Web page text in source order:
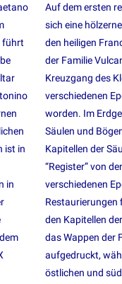
führt
ist in
in
Auf dem ersten
sich eine
den heiligen
der Familie
Kreuzgang des
verschiedenen
worden. Im
Säulen und
Kapitellen der
“Register” von
verschiedenen
den Kapitellen
das Wappen der
aufgedruckt,
östlichen und